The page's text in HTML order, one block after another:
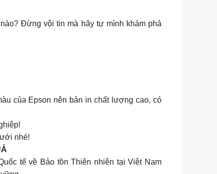
Đừng vội tin mà hãy tự mình khám phá
của Epson nên bản in chất lượng cao, có
nhé!
tế về Bảo tồn Thiên nhiên tại Việt Nam